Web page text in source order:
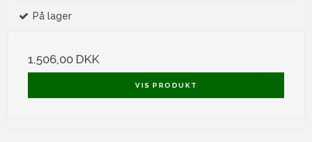
På lager
1.506,00 DKK
VIS PRODUKT